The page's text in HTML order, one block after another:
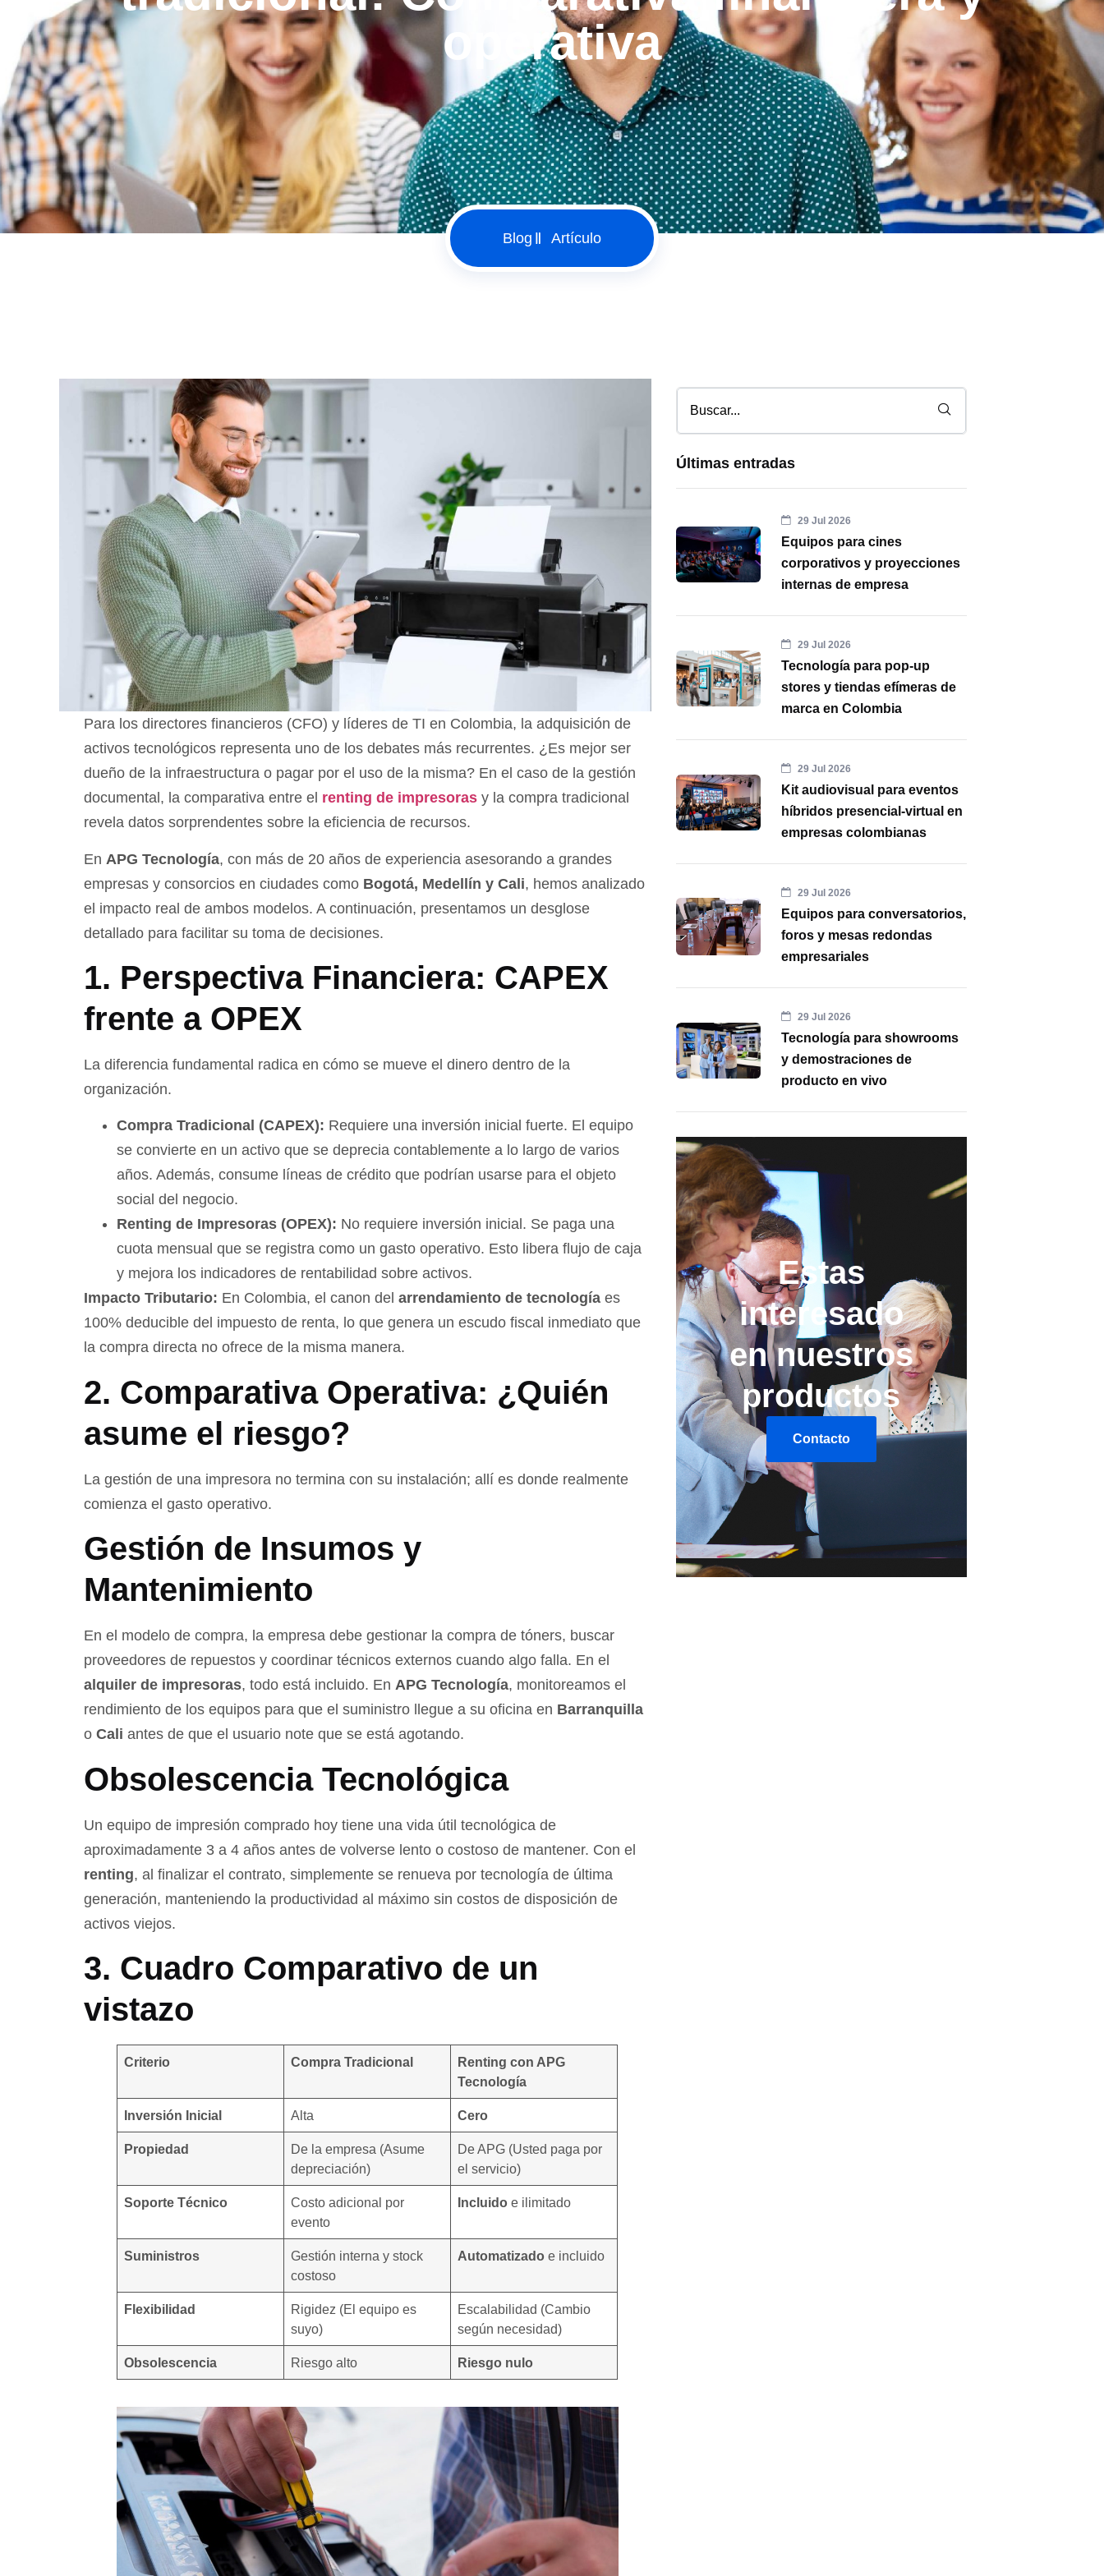
operativa
Blog Artículo
Para los directores financieros (CFO) y líderes de TI en Colombia, la adquisición de
activos tecnológicos representa uno de los debates más recurrentes. ¿Es mejor ser
dueño de la infraestructura o pagar por el uso de la misma? En el caso de la gestión
documental, la comparativa entre el renting de impresoras y la compra tradicional
revela datos sorprendentes sobre la eficiencia de recursos.
En APG Tecnología, con más de 20 años de experiencia asesorando a grandes
empresas y consorcios en ciudades como Bogotá, Medellín y Cali, hemos analizado
el impacto real de ambos modelos. A continuación, presentamos un desglose
detallado para facilitar su toma de decisiones.
1. Perspectiva Financiera: CAPEX
frente a OPEX
La diferencia fundamental radica en cómo se mueve el dinero dentro de la
organización.
Compra Tradicional (CAPEX): Requiere una inversión inicial fuerte. El equipo
se convierte en un activo que se deprecia contablemente a lo largo de varios
años. Además, consume líneas de crédito que podrían usarse para el objeto
social del negocio.
Renting de Impresoras (OPEX): No requiere inversión inicial. Se paga una
cuota mensual que se registra como un gasto operativo. Esto libera flujo de caja
y mejora los indicadores de rentabilidad sobre activos.
Impacto Tributario: En Colombia, el canon del arrendamiento de tecnología es
100% deducible del impuesto de renta, lo que genera un escudo fiscal inmediato que
la compra directa no ofrece de la misma manera.
2. Comparativa Operativa: ¿Quién
asume el riesgo?
La gestión de una impresora no termina con su instalación; allí es donde realmente
comienza el gasto operativo.
Gestión de Insumos y
Mantenimiento
En el modelo de compra, la empresa debe gestionar la compra de tóners, buscar
proveedores de repuestos y coordinar técnicos externos cuando algo falla. En el
alquiler de impresoras, todo está incluido. En APG Tecnología, monitoreamos el
rendimiento de los equipos para que el suministro llegue a su oficina en Barranquilla
o Cali antes de que el usuario note que se está agotando.
Obsolescencia Tecnológica
Un equipo de impresión comprado hoy tiene una vida útil tecnológica de
aproximadamente 3 a 4 años antes de volverse lento o costoso de mantener. Con el
renting, al finalizar el contrato, simplemente se renueva por tecnología de última
generación, manteniendo la productividad al máximo sin costos de disposición de
activos viejos.
3. Cuadro Comparativo de un
vistazo
Criterio Compra Tradicional
Renting con APG
Tecnología
Inversión Inicial Alta Cero
Propiedad
De la empresa (Asume
depreciación)
De APG (Usted paga por
el servicio)
Soporte Técnico
Costo adicional por
evento
Incluido e ilimitado
Suministros
Gestión interna y stock
costoso
Automatizado e incluido
Flexibilidad
Rigidez (El equipo es
suyo)
Escalabilidad (Cambio
según necesidad)
Obsolescencia Riesgo alto Riesgo nulo
Últimas entradas
29 Jul 2026
Equipos para cines
corporativos y proyecciones
internas de empresa
29 Jul 2026
Tecnología para pop-up
stores y tiendas efímeras de
marca en Colombia
29 Jul 2026
Kit audiovisual para eventos
híbridos presencial-virtual en
empresas colombianas
29 Jul 2026
Equipos para conversatorios,
foros y mesas redondas
empresariales
29 Jul 2026
Tecnología para showrooms
y demostraciones de
producto en vivo
Estas
interesado
en nuestros
productos
Contacto